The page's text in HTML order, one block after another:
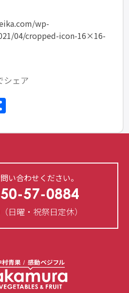
wp-
04/cropped-icon-16×16-
シェア
共
有
い合わせください。
57-0884
日曜・祝祭日定休）